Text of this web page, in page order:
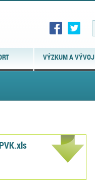
VÝZKUM A VÝVOJ